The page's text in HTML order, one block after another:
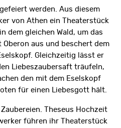
werden. Aus diesem
von Athen ein Theaterstück
dem gleichen Wald, um das
aus und beschert dem
Gleichzeitig lässt er
Liebeszaubersaft träufeln,
den mit dem Eselskopf
für einen Liebesgott hält.
Theseus Hochzeit
führen ihr Theaterstück